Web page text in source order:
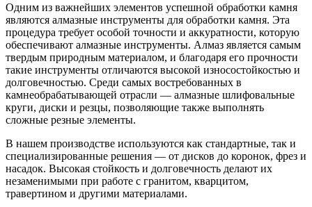
Одним из важнейших элементов успешной обработки камня
являются алмазные инструменты для обработки камня. Эта
процедура требует особой точности и аккуратности, которую
обеспечивают алмазные инструменты. Алмаз является самым
твердым природным материалом, и благодаря его прочности
такие инструменты отличаются высокой износостойкостью и
долговечностью. Среди самых востребованных в
камнеобрабатывающей отрасли — алмазные шлифовальные
круги, диски и резцы, позволяющие также выполнять
сложные резные элементы.
В нашем производстве используются как стандартные, так и
специализированные решения — от дисков до коронок, фрез и
насадок. Высокая стойкость и долговечность делают их
незаменимыми при работе с гранитом, кварцитом,
травертином и другими материалами.